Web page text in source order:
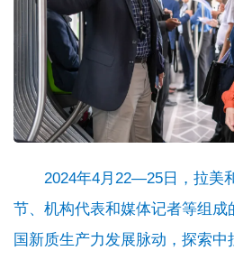
2024年4月22—25日，拉美
节、机构代表和媒体记者等组成
国新质生产力发展脉动，探索